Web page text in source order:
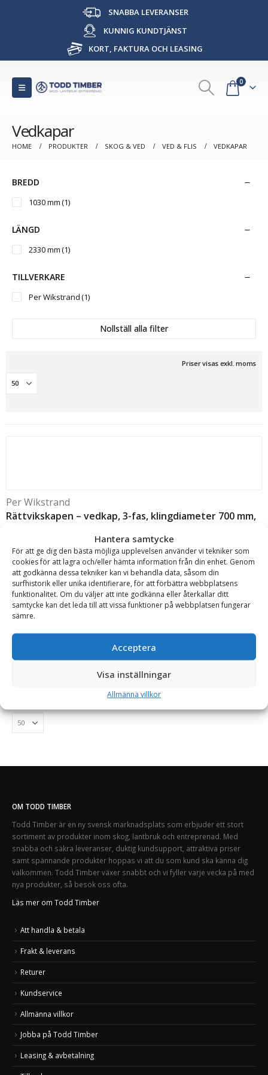
Hantera samtycke
För att ge dig den bästa möjliga upplevelsen använder vi tekniker som
cookies för att lagra och/eller hämta information från din enhet. Genom
att godkänna dessa tekniker kan vi behandla data, såsom din
surfhistorik eller unika identifierare, för att förbättra webbplatsens
funktionalitet. Om du väljer att inte godkänna eller återkallar ditt
samtycke kan det leda till att vissa funktioner på webbplatsen fungerar
sämre.
Acceptera
Visa inställningar
Allmänna villkor
SNABBA LEVERANSER
KUNNIG KUNDTJÄNST
KORT, FAKTURA OCH LEASING
0
Vedkapar
HOME PRODUKTER SKOG & VED VED & FLIS VEDKAPAR
BREDD
1030 mm(1)
LÄNGD
2330 mm(1)
TILLVERKARE
Per Wikstrand(1)
Nollställ alla filter
Priser visas exkl. moms
Per Wikstrand
Rättvikskapen – vedkap, 3-fas, klingdiameter 700 mm,
Arbetshöjd: 890 mm Bredd: 1030 mm Drift: Eldriven Elanslutning:
fas Höjd:2090 mm Klingdiameter:700 mm Längd:2330 mm
Motoreffekt: 4 kW (5.5 hk) Rullbord längd: 2000 mm
Tillverkningsland: SverigeVikt: 155 kg
Läs mer
Offert!
Begär offert
OM TODD TIMBER
Todd Timber är en ny svensk marknadsplats som erbjuder ett stort
sortiment av produkter inom skog, lantbruk och entreprenad. Med
snabba och säkra leveranser, duktig kundsupport, attraktiva priser
samt spännande produkter hoppas vi att du som kund ska känna dig
välkommen. Todd Timber växer snabbt och vi fyller varje vecka på med
nya produkter, så besök oss ofta.
Läs mer om Todd Timber
Att handla & betala
Frakt & leverans
Returer
Kundservice
Allmänna villkor
Jobba på Todd Timber
Leasing & avbetalning